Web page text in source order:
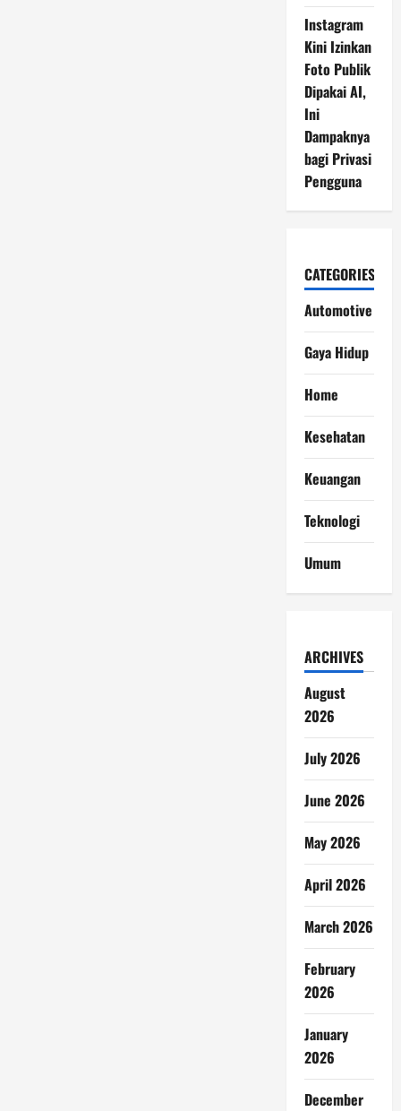
Instagram
Kini Izinkan
Foto Publik
Dipakai AI,
Ini
Dampaknya
bagi Privasi
Pengguna
CATEGORIES
Automotive
Gaya Hidup
Home
Kesehatan
Keuangan
Teknologi
Umum
ARCHIVES
August
2026
July 2026
June 2026
May 2026
April 2026
March 2026
February
2026
January
2026
December